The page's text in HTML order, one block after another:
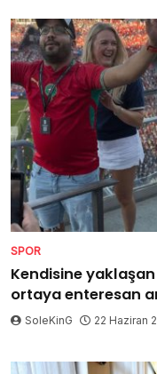
SPOR
Kendisine
ortaya enteresan
SoleKinG 22 Haziran